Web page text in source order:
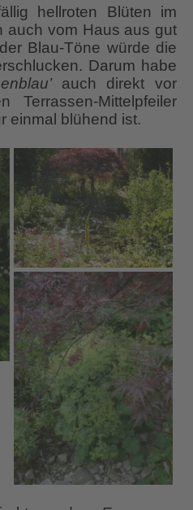
hellroten Blüten im
auch vom Haus aus gut
Blau-Töne würde die
Darum habe
auch direkt vor
Mittelpfeiler
einmal blühend ist.